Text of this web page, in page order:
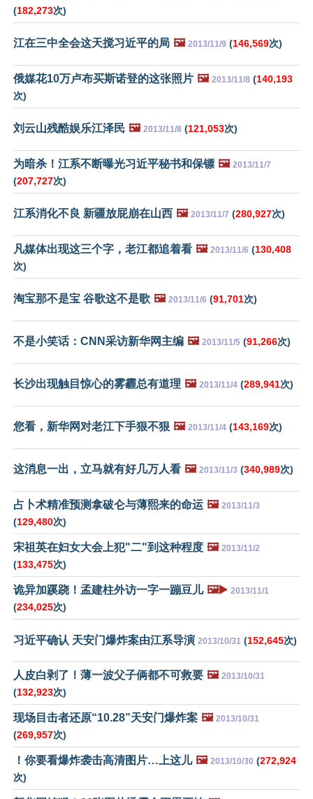
(182,273次)
江在三中全会这天搅习近平的局 🖼️ 2013/11/9 (146,569次)
俄媒花10万卢布买斯诺登的这张照片 🖼️ 2013/11/8 (140,193
次)
刘云山残酷娱乐江泽民 🖼️ 2013/11/8 (121,053次)
为暗杀！江系不断曝光习近平秘书和保镖 🖼️ 2013/11/7
(207,727次)
江系消化不良 新疆放屁崩在山西 🖼️ 2013/11/7 (280,927次)
凡媒体出现这三个字，老江都追着看 🖼️ 2013/11/6 (130,408
次)
淘宝那不是宝 谷歌这不是歌 🖼️ 2013/11/6 (91,701次)
不是小笑话：CNN采访新华网主编 🖼️ 2013/11/5 (91,266次)
长沙出现触目惊心的雾霾总有道理 🖼️ 2013/11/4 (289,941次)
您看，新华网对老江下手狠不狠 🖼️ 2013/11/4 (143,169次)
这消息一出，立马就有好几万人看 🖼️ 2013/11/3 (340,989次)
占卜术精准预测拿破仑与薄熙来的命运 🖼️ 2013/11/3
(129,480次)
宋祖英在妇女大会上犯"二"到这种程度 🖼️ 2013/11/2
(133,475次)
诡异加蹊跷！孟建柱外访一字一蹦豆儿 🖼️▶️ 2013/11/1
(234,025次)
习近平确认 天安门爆炸案由江系导演 2013/10/31 (152,645次)
人皮白剥了！薄一波父子俩都不可救要 🖼️ 2013/10/31
(132,923次)
现场目击者还原“10.28”天安门爆炸案 🖼️ 2013/10/31
(269,957次)
！你要看爆炸袭击高清图片…上这儿 🖼️ 2013/10/30 (272,924
次)